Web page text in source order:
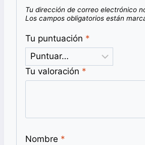
Tu dirección de correo electrónico
Los campos obligatorios están
Tu puntuación *
Tu valoración *
Nombre *